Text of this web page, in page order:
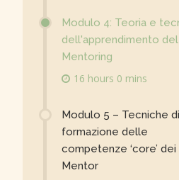
Modulo 4: Teoria e
dell'apprendimento del
Mentoring
16 hours 0 mins
Modulo 5 – Tecniche di
formazione delle
competenze ‘core’ dei
Mentor